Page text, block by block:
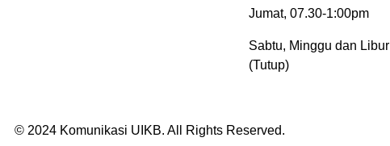
Jumat, 07.30-1:00pm
Sabtu, Minggu dan
(Tutup)
© 2024 Komunikasi UIKB. All Rights Reserved.